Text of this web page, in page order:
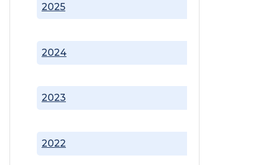
2022
2023
2024
2025